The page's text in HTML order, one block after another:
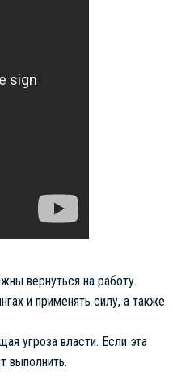
вернуться на работу.
и применять силу, а также
угроза власти. Если эта
выполнить.